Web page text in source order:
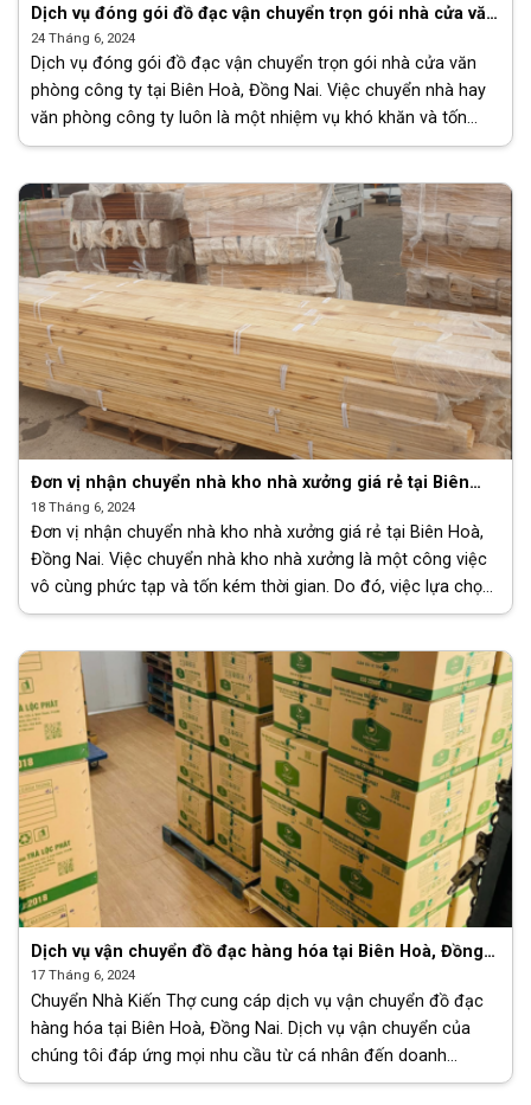
Dịch vụ đóng gói đồ đạc vận chuyển trọn gói nhà cửa văn
phòng công ty tại Biên Hoà, Đồng Nai
24 Tháng 6, 2024
Dịch vụ đóng gói đồ đạc vận chuyển trọn gói nhà cửa văn
phòng công ty tại Biên Hoà, Đồng Nai. Việc chuyển nhà hay
văn phòng công ty luôn là một nhiệm vụ khó khăn và tốn
nhiều thời [...]
Đơn vị nhận chuyển nhà kho nhà xưởng giá rẻ tại Biên
Hoà, Đồng Nai
18 Tháng 6, 2024
Đơn vị nhận chuyển nhà kho nhà xưởng giá rẻ tại Biên Hoà,
Đồng Nai. Việc chuyển nhà kho nhà xưởng là một công việc
vô cùng phức tạp và tốn kém thời gian. Do đó, việc lựa chọn
một [...]
Dịch vụ vận chuyển đồ đạc hàng hóa tại Biên Hoà, Đồng
Nai
17 Tháng 6, 2024
Chuyển Nhà Kiến Thợ cung cáp dịch vụ vận chuyển đồ đạc
hàng hóa tại Biên Hoà, Đồng Nai. Dịch vụ vận chuyển của
chúng tôi đáp ứng mọi nhu cầu từ cá nhân đến doanh
nghiệp. Chúng tôi nhận [...]